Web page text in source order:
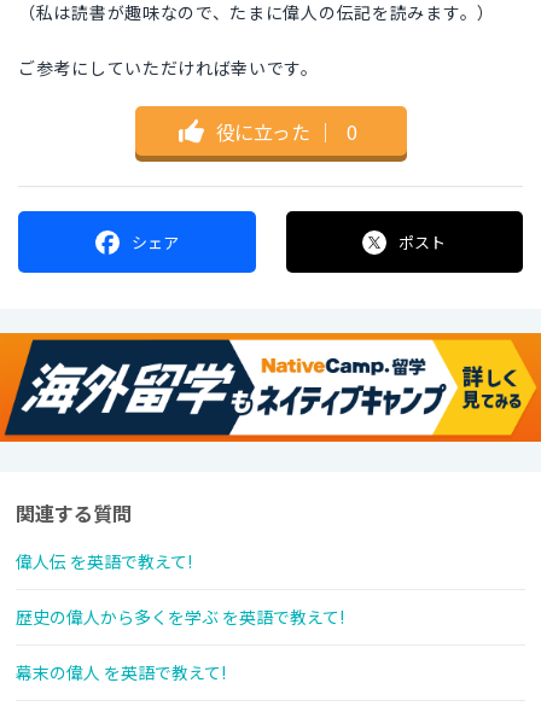
（私は読書が趣味なので、たまに偉人の伝記を読みます。）
ご参考にしていただければ幸いです。
役に立った ｜ 0
シェア ポスト
関連する質問
偉人伝 を英語で教えて!
歴史の偉人から多くを学ぶ を英語で教えて!
幕末の偉人 を英語で教えて!